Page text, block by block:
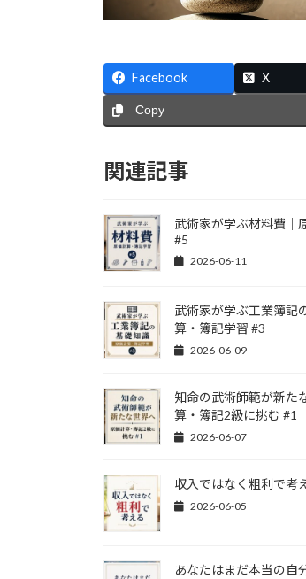
Facebook X
Copy
関連記事
武術家が学ぶ材料費｜
#5
2026-06-11
武術家が学ぶ工業簿記
算・簿記学習 #3
2026-06-09
知命の武術師範が新た
算・簿記2級に挑む #1
2026-06-07
収入ではなく粗利で考
2026-06-05
あなたはまだ本当の自